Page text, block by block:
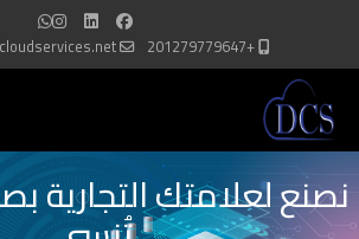
+201279779647
نصنع لعلامتك التجارية